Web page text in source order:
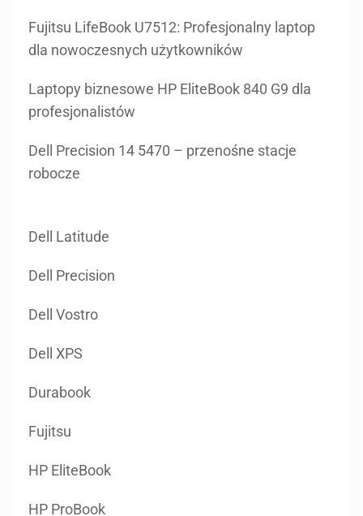
Fujitsu LifeBook U7512: Profesjonalny laptop
dla nowoczesnych użytkowników
Laptopy biznesowe HP EliteBook 840 G9 dla
profesjonalistów
Dell Precision 14 5470 – przenośne stacje
robocze
Dell Latitude
Dell Precision
Dell Vostro
Dell XPS
Durabook
Fujitsu
HP EliteBook
HP ProBook